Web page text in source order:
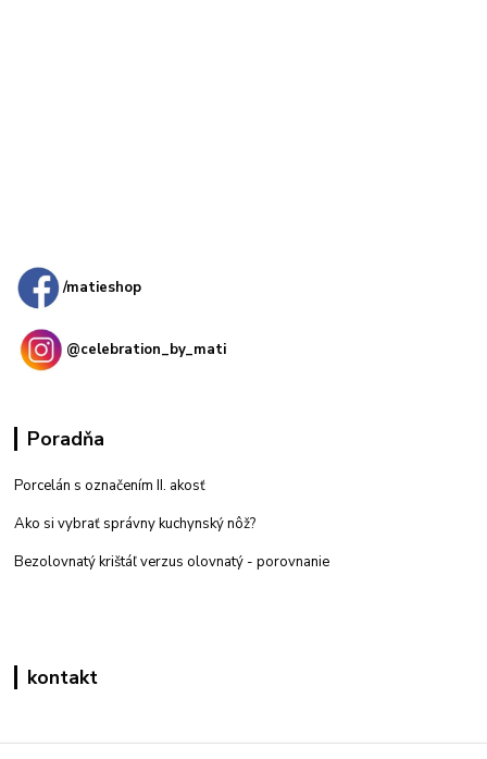
/matieshop
@celebration_by_mati
Poradňa
Porcelán s označením II. akosť
Ako si vybrať správny kuchynský nôž?
Bezolovnatý krištáľ verzus olovnatý - porovnanie
kontakt